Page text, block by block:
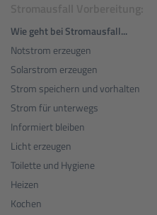
Wie geht bei Stromausfall...
Notstrom erzeugen
Solarstrom erzeugen
Strom speichern und vorhalten
Strom für unterwegs
Informiert bleiben
Licht erzeugen
Toilette und Hygiene
Heizen
Kochen